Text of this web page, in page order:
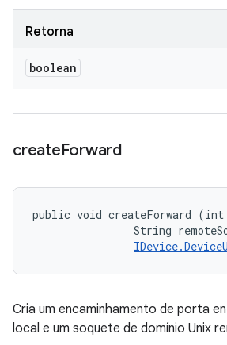
Retorna
boolean
createForward
public void createForward
String
Cria um encaminhamento de porta
local e um soquete de domínio Unix